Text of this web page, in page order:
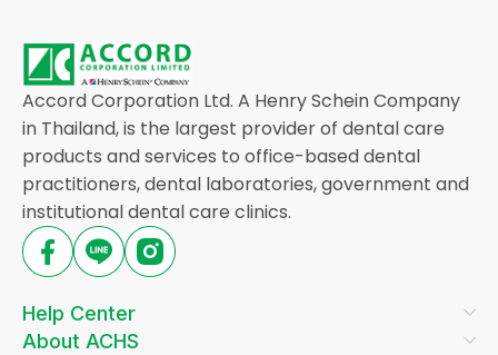
Accord Corporation Ltd. A Henry Schein Company
in Thailand, is the largest provider of dental care
products and services to office-based dental
practitioners, dental laboratories, government and
institutional dental care clinics.
Help Center
About ACHS